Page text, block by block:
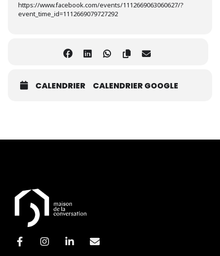
https://www.facebook.com/events/1112669063060627/?
event_time_id=1112669079727292
CALENDRIER CALENDRIER GOOGLE